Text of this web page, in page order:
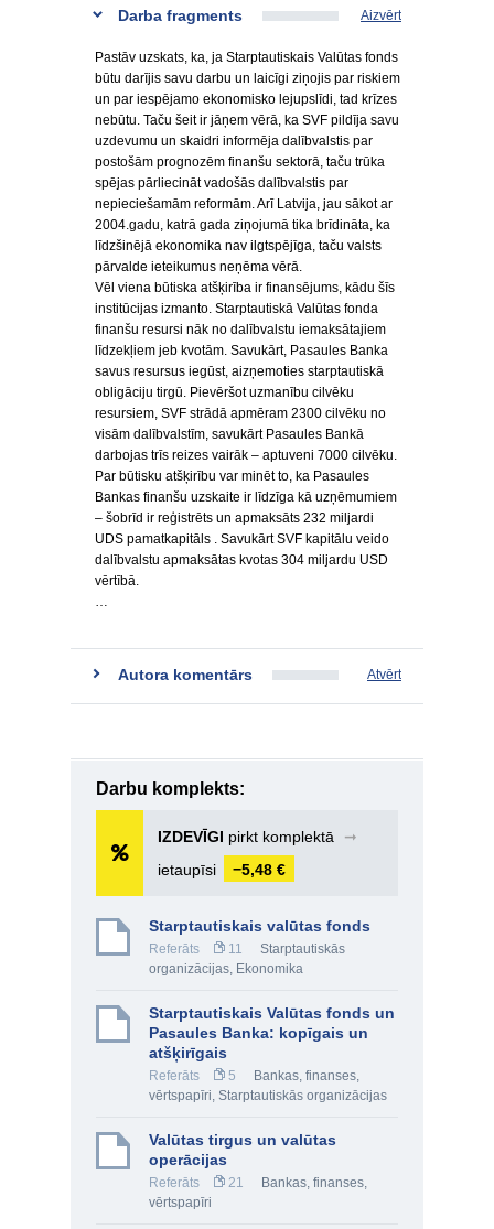
Darba fragments Aizvērt
Pastāv uzskats, ka, ja Starptautiskais Valūtas fonds
būtu darījis savu darbu un laicīgi ziņojis par riskiem
un par iespējamo ekonomisko lejupslīdi, tad krīzes
nebūtu. Taču šeit ir jāņem vērā, ka SVF pildīja savu
uzdevumu un skaidri informēja dalībvalstis par
postošām prognozēm finanšu sektorā, taču trūka
spējas pārliecināt vadošās dalībvalstis par
nepieciešamām reformām. Arī Latvija, jau sākot ar
2004.gadu, katrā gada ziņojumā tika brīdināta, ka
līdzšinējā ekonomika nav ilgtspējīga, taču valsts
pārvalde ieteikumus neņēma vērā.
Vēl viena būtiska atšķirība ir finansējums, kādu šīs
institūcijas izmanto. Starptautiskā Valūtas fonda
finanšu resursi nāk no dalībvalstu iemaksātajiem
līdzekļiem jeb kvotām. Savukārt, Pasaules Banka
savus resursus iegūst, aizņemoties starptautiskā
obligāciju tirgū. Pievēršot uzmanību cilvēku
resursiem, SVF strādā apmēram 2300 cilvēku no
visām dalībvalstīm, savukārt Pasaules Bankā
darbojas trīs reizes vairāk – aptuveni 7000 cilvēku.
Par būtisku atšķirību var minēt to, ka Pasaules
Bankas finanšu uzskaite ir līdzīga kā uzņēmumiem
– šobrīd ir reģistrēts un apmaksāts 232 miljardi
UDS pamatkapitāls . Savukārt SVF kapitālu veido
dalībvalstu apmaksātas kvotas 304 miljardu USD
vērtībā.
…
Autora komentārs Atvērt
Darbu komplekts:
IZDEVĪGI pirkt komplektā
➞
ietaupīsi
−5,48 €
Starptautiskais valūtas fonds
Referāts 11
Starptautiskās
organizācijas, Ekonomika
Starptautiskais Valūtas fonds un
Pasaules Banka: kopīgais un
atšķirīgais
Referāts 5
Bankas, finanses,
vērtspapīri, Starptautiskās organizācijas
Valūtas tirgus un valūtas
operācijas
Referāts 21
Bankas, finanses,
vērtspapīri